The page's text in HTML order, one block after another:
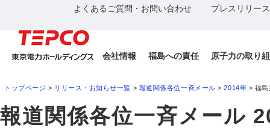
よくあるご質問・お問い合わせ プレスリリー
会社情報 福島への責任 原子力の取り
トップページ > リリース・お知らせ一覧 > 報道関係各位一斉メール >2014年 > 福
報道関係各位一斉メール